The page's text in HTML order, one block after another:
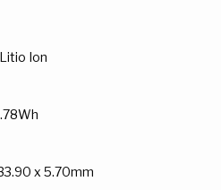
Ion
x 5.70mm